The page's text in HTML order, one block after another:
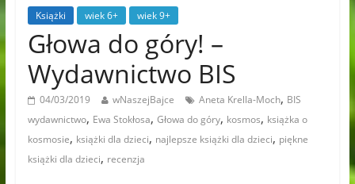
Książki wiek 6+ wiek 9+
Głowa do góry! –
Wydawnictwo BIS
04/03/2019 wNaszejBajce Aneta Krella-Moch, BIS
wydawnictwo, Ewa Stokłosa, Głowa do góry, kosmos, książka o
kosmosie, książki dla dzieci, najlepsze książki dla dzieci, piękne
książki dla dzieci, recenzja